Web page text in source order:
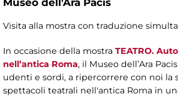
Visita alla mostra con traduzione
In occasione della mostra TEATRO.
nell’antica Roma, il Museo dell’Ara
udenti e sordi, a ripercorrere con noi la
spettacoli teatrali nell'antica Roma in